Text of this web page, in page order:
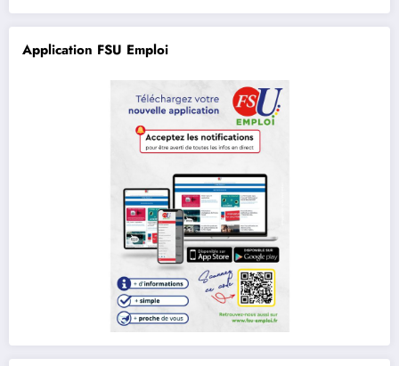
Application FSU Emploi